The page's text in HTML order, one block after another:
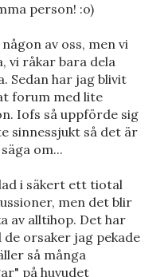
person! :o)
av oss, men vi
vi råkar bara dela
Sedan har jag blivit
forum med lite
Iofs så uppförde sig
sinnessjukt så det är
om...
i säkert ett tiotal
men det blir
av alltihop. Det har
orsaker jag pekade
så många
på huvudet